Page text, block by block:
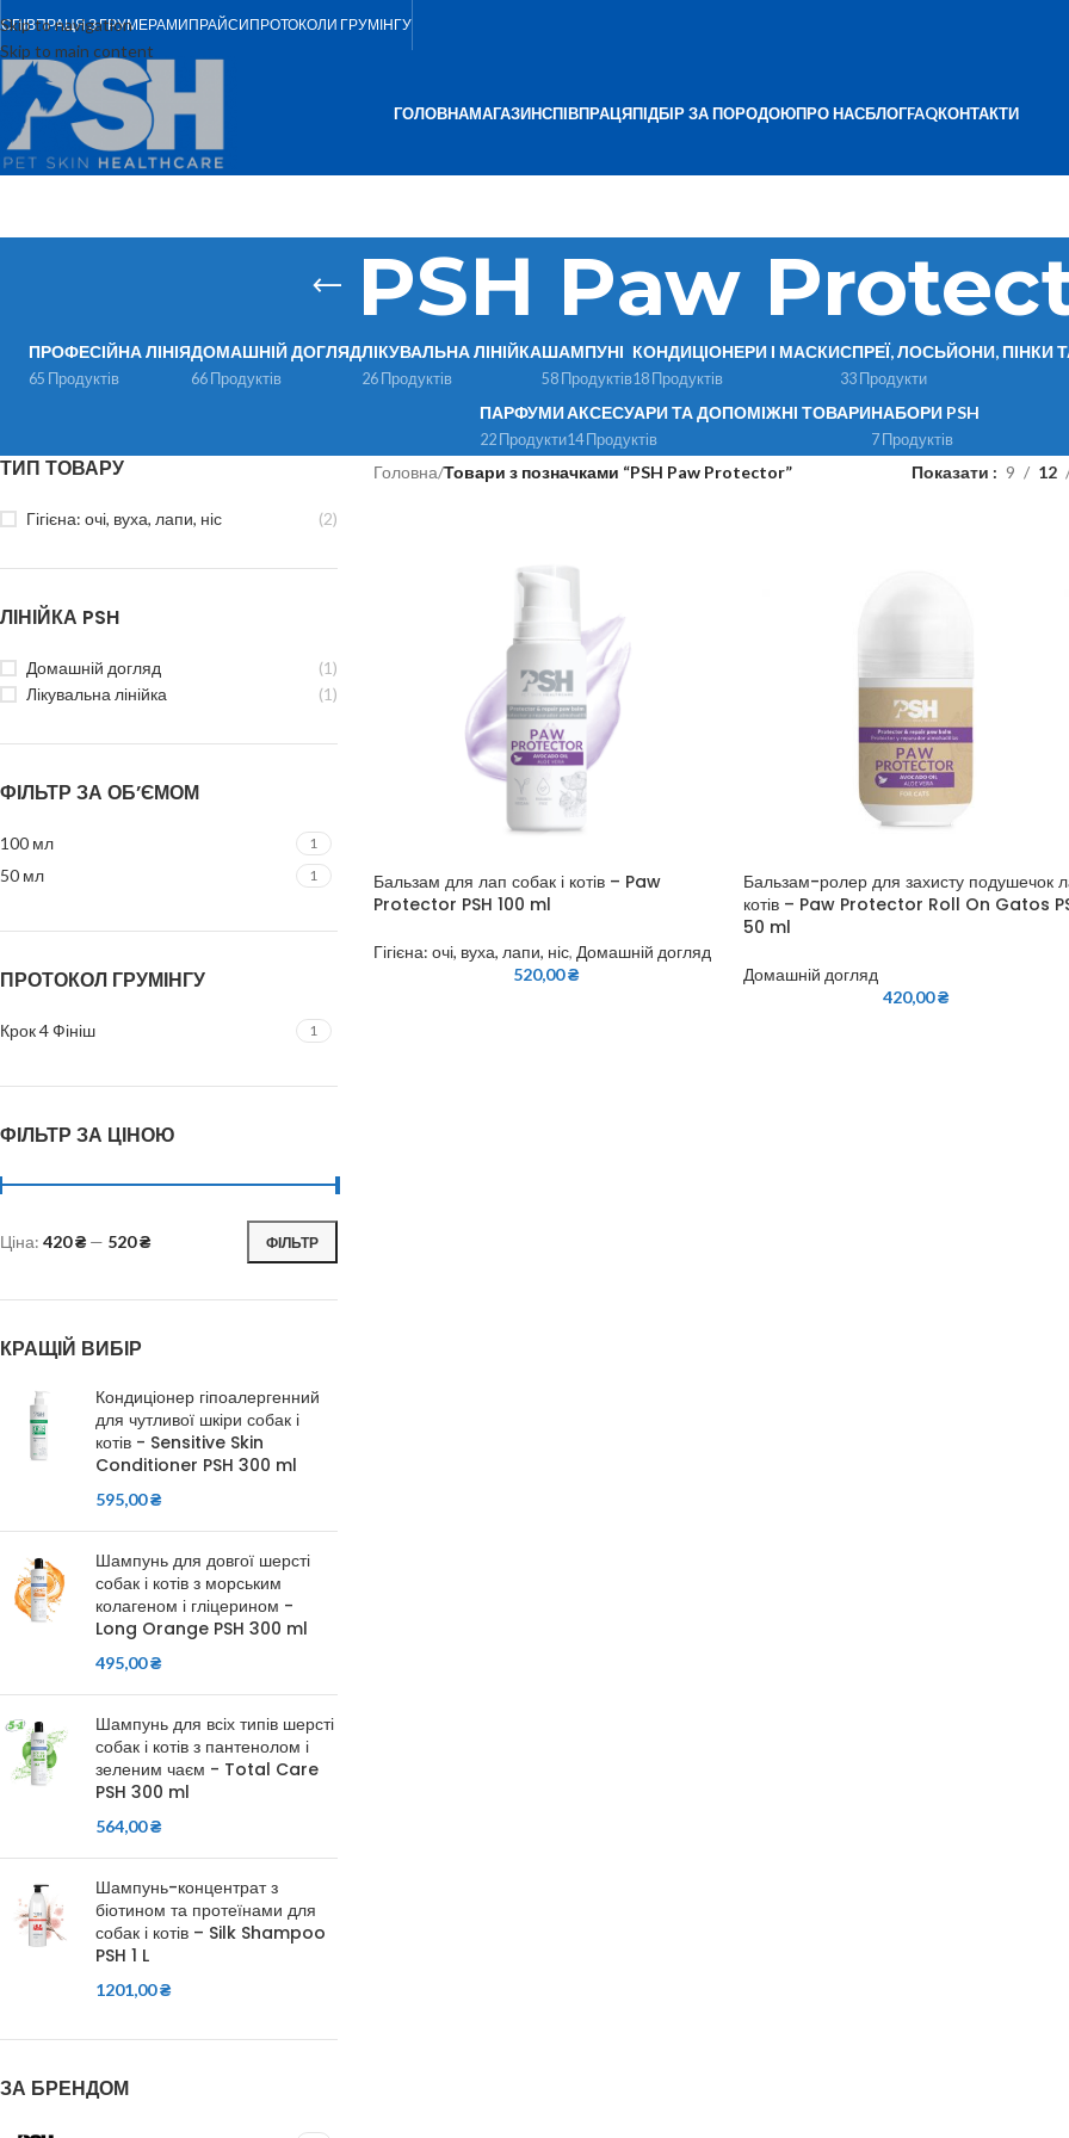
Skip to navigation
Skip to main content
СПІВПРАЦЯ З ГРУМЕРАМИПРАЙСИПРОТОКОЛИ ГРУМІНГУ
ГОЛОВНАМАГАЗИНСПІВПРАЦЯПІДБІР ЗА ПОРОДОЮПРО НАСБЛОГFAQКОНТАКТИ
PSH Paw
ПРОФЕСІЙНА ЛІНІЯ
65 Продуктів
ДОМАШНІЙ ДОГЛЯД
66 Продуктів
ЛІКУВАЛЬНА ЛІНІЙКА
26 Продуктів
ШАМПУНІ
58 Продуктів
КОНДИЦІОНЕРИ І МАСКИ
18 Продуктів
СПРЕЇ, ЛОСЬЙОНИ, ПІНКИ
33 Продукти
ПАРФУМИ
22 Продукти
АКСЕСУАРИ ТА ДОПОМІЖНІ ТОВАРИ
14 Продуктів
НАБОРИ PSH
7 Продуктів
ТИП ТОВАРУ
Гігієна: очі, вуха, лапи, ніс (2)
ЛІНІЙКА PSH
Домашній догляд
(1)
Лікувальна лінійка
(1)
ФІЛЬТР ЗА ОБ’ЄМОМ
100 мл 1
50 мл 1
ПРОТОКОЛ ГРУМІНГУ
Крок 4 Фініш 1
ФІЛЬТР ЗА ЦІНОЮ
ФІЛЬТР
Ціна: 420 ₴ — 520 ₴
КРАЩІЙ ВИБІР
Кондиціонер гіпоалергенний
для чутливої шкіри собак і
котів - Sensitive Skin
Conditioner PSH 300 ml
595,00₴
Шампунь для довгої шерсті
собак і котів з морським
колагеном і гліцерином -
Long Orange PSH 300 ml
495,00₴
Шампунь для всіх типів шерсті
собак і котів з пантенолом і
зеленим чаєм - Total Care
PSH 300 ml
564,00₴
Шампунь-концентрат з
біотином та протеїнами для
собак і котів – Silk Shampoo
PSH 1 L
1201,00₴
ЗА БРЕНДОМ
Головна/Товари з позначками “PSH Paw Protector” Показати 9 12
Бальзам для лап собак і котів – Paw
Protector PSH 100 ml
Гігієна: очі, вуха, лапи, ніс, Домашній догляд
520,00₴
Бальзам-ролер для захисту подушечок
котів – Paw Protector Roll On Gatos
50 ml
Домашній догляд
420,00₴